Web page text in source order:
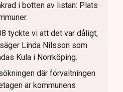
i botten av listan: Plats
tyckte vi att det var dåligt,
Linda Nilsson som
Kula i Norrköping.
där förvaltningen
är kommunens